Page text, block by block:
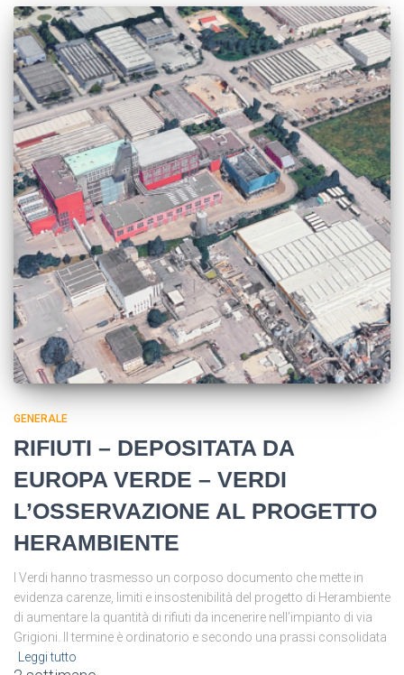
GENERALE
RIFIUTI – DEPOSITATA DA
EUROPA VERDE – VERDI
L’OSSERVAZIONE AL PROGETTO
HERAMBIENTE
I Verdi hanno trasmesso un corposo documento che mette in
evidenza carenze, limiti e insostenibilità del progetto di Herambiente
di aumentare la quantità di rifiuti da incenerire nell’impianto di via
Grigioni. Il termine è ordinatorio e secondo una prassi consolidata
Leggi tutto